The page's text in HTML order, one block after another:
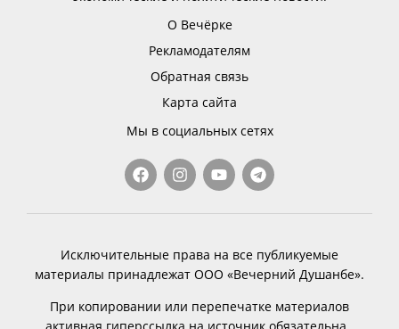
О Вечёрке
Рекламодателям
Обратная связь
Карта сайта
Мы в социальных сетях
Исключительные права на все публикуемые
материалы принадлежат ООО «Вечерний Душанбе».
При копировании или перепечатке материалов